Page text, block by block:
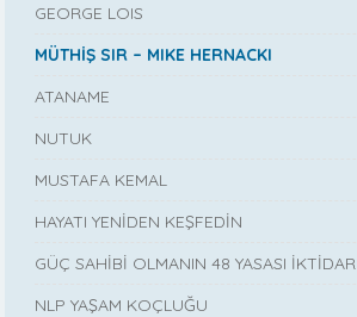
GEORGE LOIS
MÜTHİŞ SIR – MIKE HERNACKI
ATANAME
NUTUK
MUSTAFA KEMAL
HAYATI YENİDEN KEŞFEDİN
GÜÇ SAHİBİ OLMANIN 48 YASASI İKTİDAR
NLP YAŞAM KOÇLUĞU